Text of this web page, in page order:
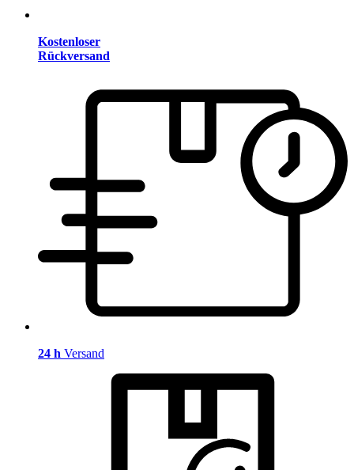
Kostenloser
Rückversand
24 h Versand